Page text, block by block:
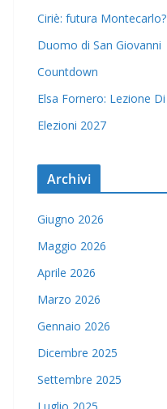
Ciriè: futura Montecarlo?
Duomo di San Giovanni
Countdown
Elsa Fornero: Lezione
Elezioni 2027
Archivi
Giugno 2026
Maggio 2026
Aprile 2026
Marzo 2026
Gennaio 2026
Dicembre 2025
Settembre 2025